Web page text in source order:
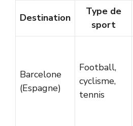
Destination
Type de
sport
Barcelone
(Espagne)
Football,
cyclisme,
tennis